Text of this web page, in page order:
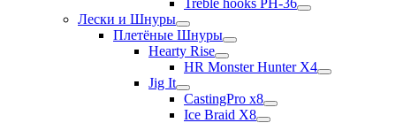
Treble hooks PH-36
Лески и Шнуры
Плетёные Шнуры
Hearty Rise
HR Monster Hunter X4
Jig It
CastingPro x8
Ice Braid X8